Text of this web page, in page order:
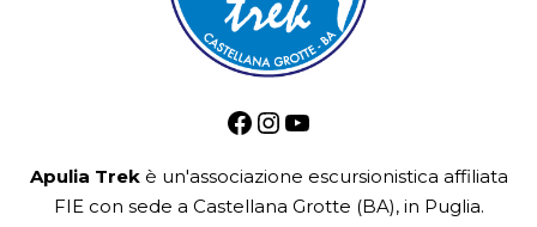
Facebook
Instagram
YouTube
Apulia Trekè un'associazione escursionistica affiliata
FIE con sede a Castellana Grotte (BA), in Puglia.